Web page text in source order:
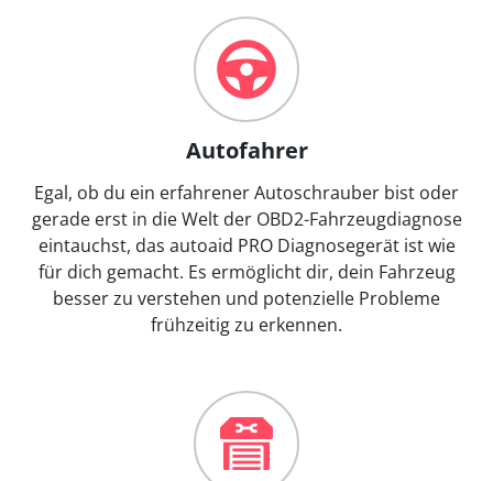
Autofahrer
Egal, ob du ein erfahrener Autoschrauber bist oder
gerade erst in die Welt der OBD2-Fahrzeugdiagnose
eintauchst, das autoaid PRO Diagnosegerät ist wie
für dich gemacht. Es ermöglicht dir, dein Fahrzeug
besser zu verstehen und potenzielle Probleme
frühzeitig zu erkennen.